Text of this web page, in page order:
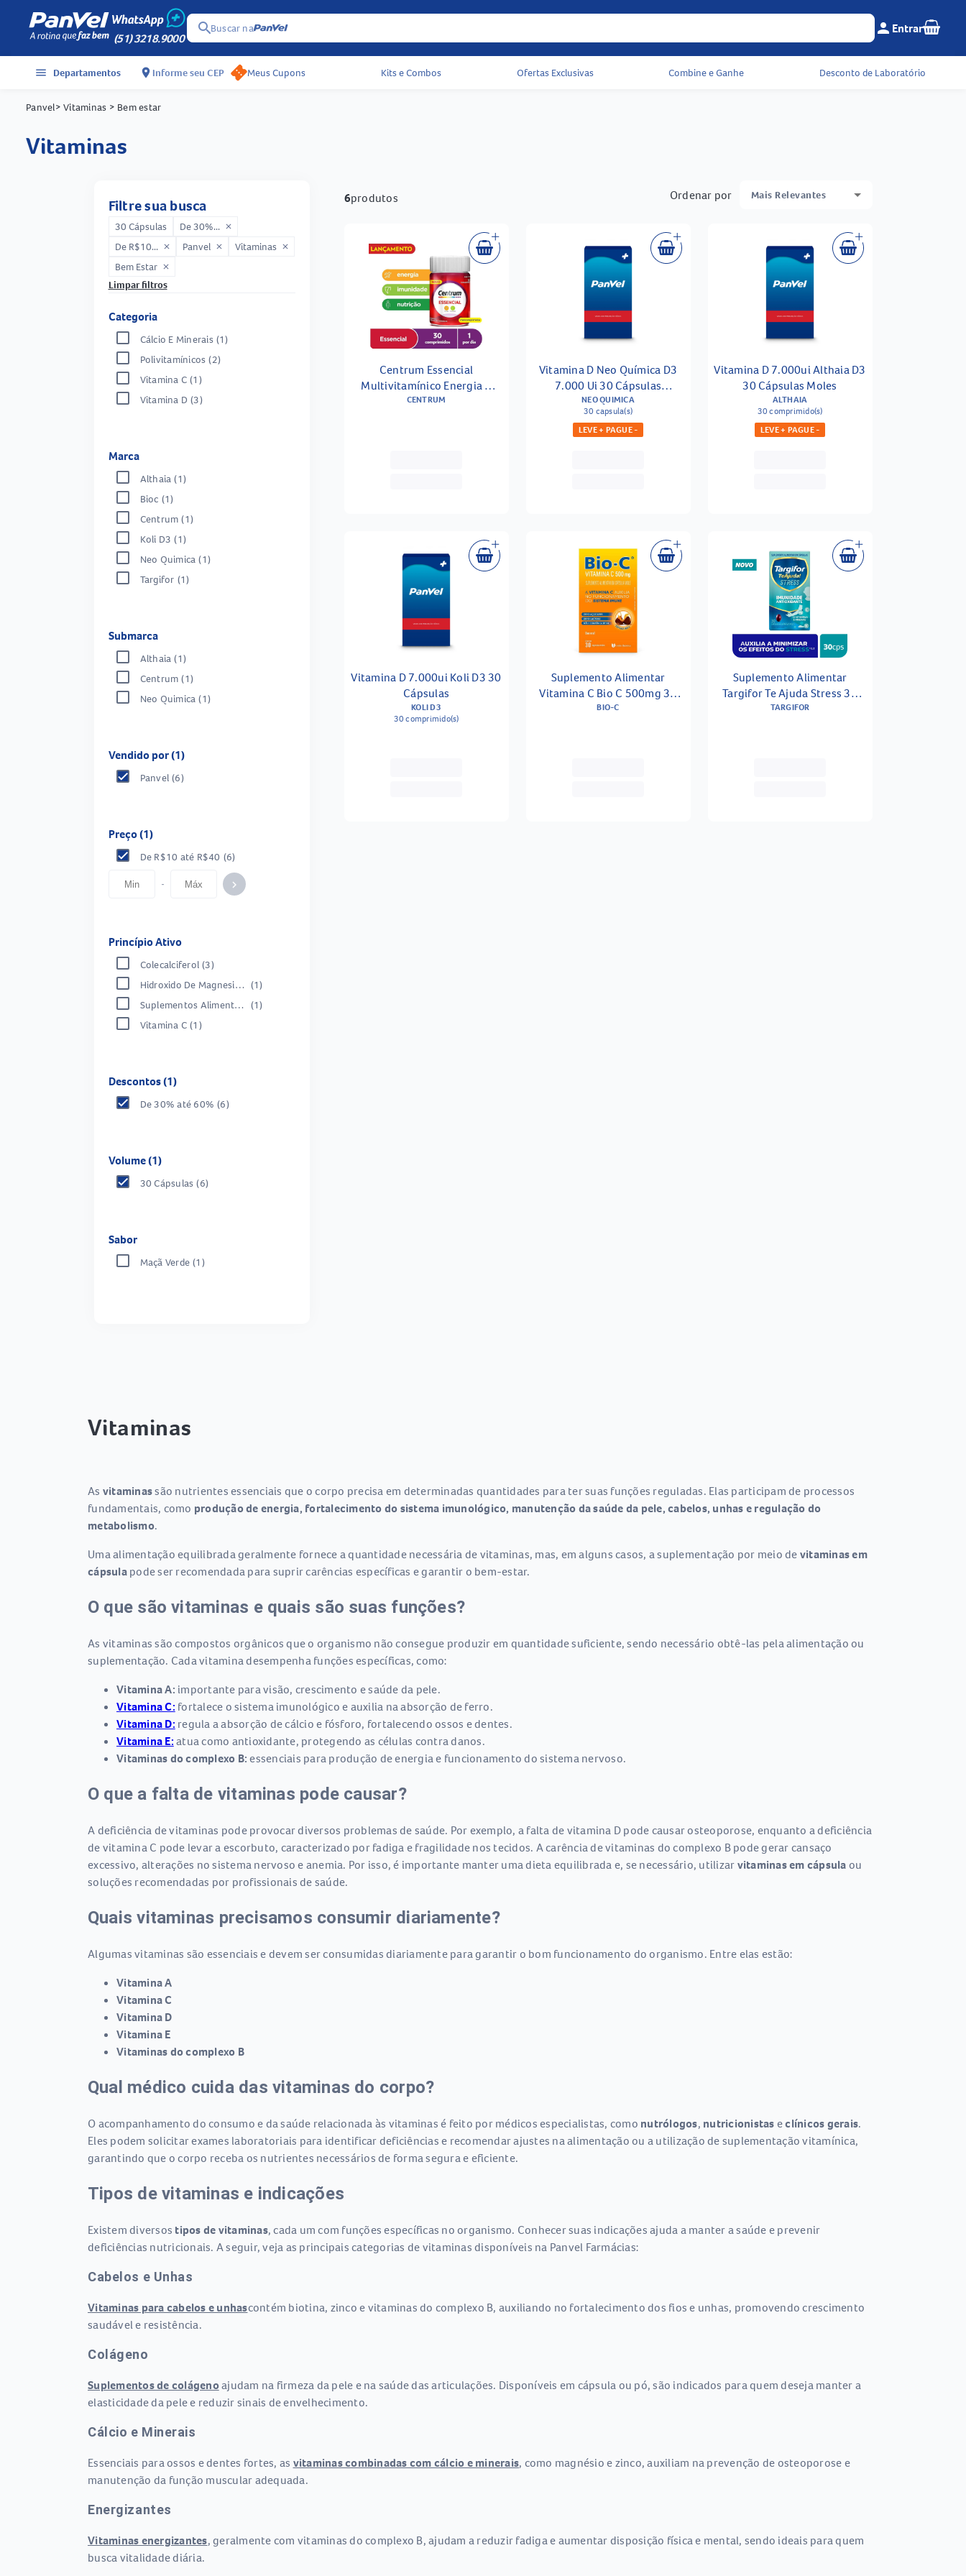
(51) 3218.9000
searchBuscar na Menu do cliente e
person Entrar Seu
Acessos rápidos do cabeçalho
menu Departamentos location_on Informe seu CEP Meus Cupons Kits e Combos Ofertas Exclusivas Combine e Ganhe Desconto de Laboratório
Panvel> Vitaminas > Bem estar
vitaminas
Filtre sua busca
30 Cápsulas De 30%... close
De R$10... close Panvel close Vitaminas close
Bem Estar close
Limpar filtros
Categoria
Cálcio E Minerais (1)
Polivitamínicos (2)
Vitamina C (1)
Vitamina D (3)
Marca
Althaia (1)
Bioc (1)
Centrum (1)
Koli D3 (1)
Neo Quimica (1)
Targifor (1)
Submarca
Althaia (1)
Centrum (1)
Neo Quimica (1)
Vendido por (1)
Panvel (6)
Preço (1)
De R$10 até R$40 (6)
- keyboard_arrow_right
Princípio Ativo
Colecalciferol (3)
Hidroxido De Magnesio E Carbonato De Calcio (1)
Suplementos Alimentares
(1)
Vitamina C (1)
Descontos (1)
De 30% até 60% (6)
Volume (1)
30 Cápsulas (6)
Sabor
Maçã Verde (1)
6produtos Ordenar por Mais Relevantes
Centrum Essencial
Multivitamínico Energia +
Imunidade + Nutrição 30
CENTRUM
Vitamina D Neo Química D3
7.000 Ui 30 Cápsulas
Gelatinosas
NEO QUIMICA
30 capsula(s)
LEVE + PAGUE -
Vitamina D 7.000ui Althaia D3
30 Cápsulas Moles
ALTHAIA
30 comprimido(s)
LEVE + PAGUE -
Vitamina D 7.000ui Koli D3 30
Cápsulas
KOLI D3
30 comprimido(s)
Suplemento Alimentar
Vitamina C Bio C 500mg 30
Cápsulas
BIO-C
Suplemento Alimentar
Targifor Te Ajuda Stress 30
Cápsulas
TARGIFOR
Vitaminas
As vitaminassão nutrientes essenciais que o corpo precisa em determinadas quantidades para ter suas funções reguladas. Elas participam de processos
fundamentais, como produção de energia, fortalecimento do sistema imunológico, manutenção da saúde da pele, cabelos, unhas e regulação do
metabolismo.
Uma alimentação equilibrada geralmente fornece a quantidade necessária de vitaminas, mas, em alguns casos, a suplementação por meio de vitaminas em
cápsulapode ser recomendada para suprir carências específicas e garantir o bem-estar.
O que são vitaminas e quais são suas funções?
As vitaminas são compostos orgânicos que o organismo não consegue produzir em quantidade suficiente, sendo necessário obtê-las pela alimentação ou
suplementação. Cada vitamina desempenha funções específicas, como:
Vitamina A: importante para visão, crescimento e saúde da pele.
Vitamina C: fortalece o sistema imunológico e auxilia na absorção de ferro.
Vitamina D: regula a absorção de cálcio e fósforo, fortalecendo ossos e dentes.
Vitamina E: atua como antioxidante, protegendo as células contra danos.
Vitaminas do complexo B: essenciais para produção de energia e funcionamento do sistema nervoso.
O que a falta de vitaminas pode causar?
A deficiência de vitaminas pode provocar diversos problemas de saúde. Por exemplo, a falta de vitamina D pode causar osteoporose, enquanto a deficiência
de vitamina C pode levar a escorbuto, caracterizado por fadiga e fragilidade nos tecidos. A carência de vitaminas do complexo B pode gerar cansaço
excessivo, alterações no sistema nervoso e anemia. Por isso, é importante manter uma dieta equilibrada e, se necessário, utilizar vitaminas em cápsula ou
soluções recomendadas por profissionais de saúde.
Quais vitaminas precisamos consumir diariamente?
Algumas vitaminas são essenciais e devem ser consumidas diariamente para garantir o bom funcionamento do organismo. Entre elas estão:
Vitamina A
Vitamina C
Vitamina D
Vitamina E
Vitaminas do complexo B
Qual médico cuida das vitaminas do corpo?
O acompanhamento do consumo e da saúde relacionada às vitaminas é feito por médicos especialistas, como nutrólogos, nutricionistas eclínicos gerais.
Eles podem solicitar exames laboratoriais para identificar deficiências e recomendar ajustes na alimentação ou a utilização de suplementação vitamínica,
garantindo que o corpo receba os nutrientes necessários de forma segura e eficiente.
Tipos de vitaminas e indicações
Existem diversos tipos de vitaminas, cada um com funções específicas no organismo. Conhecer suas indicações ajuda a manter a saúde e prevenir
deficiências nutricionais. A seguir, veja as principais categorias de vitaminas disponíveis na Panvel Farmácias:
Cabelos e Unhas
Vitaminas para cabelos e unhascontém biotina, zinco e vitaminas do complexo B, auxiliando no fortalecimento dos fios e unhas, promovendo crescimento
saudável e resistência.
Colágeno
Suplementos de colágenoajudam na firmeza da pele e na saúde das articulações. Disponíveis em cápsula ou pó, são indicados para quem deseja manter a
elasticidade da pele e reduzir sinais de envelhecimento.
Cálcio e Minerais
Essenciais para ossos e dentes fortes, as vitaminas combinadas com cálcio e minerais, como magnésio e zinco, auxiliam na prevenção de osteoporose e
manutenção da função muscular adequada.
Energizantes
Vitaminas energizantes, geralmente com vitaminas do complexo B, ajudam a reduzir fadiga e aumentar disposição física e mental, sendo ideais para quem
busca vitalidade diária.